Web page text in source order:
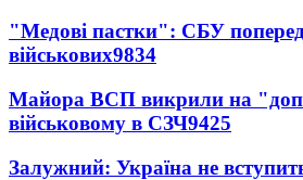
"Медові пастки": СБУ
військових9834
Майора ВСП викрили на
військовому в СЗЧ9425
Залужний: Україна не